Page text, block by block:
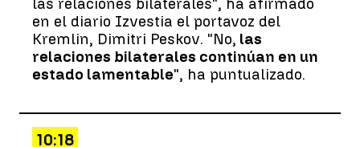
en el diario Izvestia el portavoz del
Kremlin, Dimitri Peskov. "No, las
relaciones bilaterales continúan en un
estado lamentable", ha puntualizado.
10:18